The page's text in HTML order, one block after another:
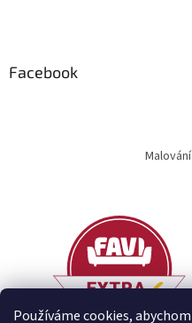
Používáme cookies,
Facebook